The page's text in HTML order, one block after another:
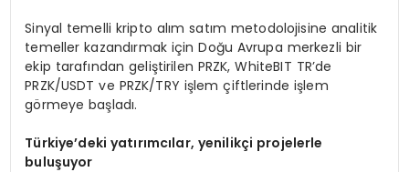
Sinyal temelli kripto alım satım metodolojisine analitik
temeller kazandırmak için Doğu Avrupa merkezli bir
ekip tarafından geliştirilen PRZK, WhiteBIT TR’de
PRZK/USDT ve PRZK/TRY işlem çiftlerinde işlem
görmeye başladı.
Türkiye’deki yatırımcılar, yenilikçi projelerle
buluşuyor